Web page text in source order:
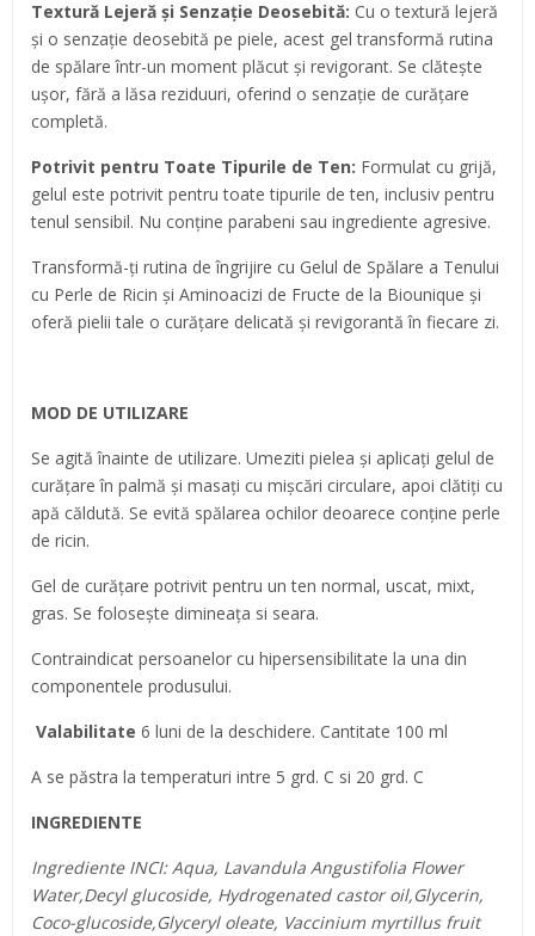
Textură Lejeră și Senzație Deosebită: Cu o textură lejeră
și o senzație deosebită pe piele, acest gel transformă rutina
de spălare într-un moment plăcut și revigorant. Se clătește
ușor, fără a lăsa reziduuri, oferind o senzație de curățare
completă.
Potrivit pentru Toate Tipurile de Ten: Formulat cu grijă,
gelul este potrivit pentru toate tipurile de ten, inclusiv pentru
tenul sensibil. Nu conține parabeni sau ingrediente agresive.
Transformă-ți rutina de îngrijire cu Gelul de Spălare a Tenului
cu Perle de Ricin și Aminoacizi de Fructe de la Biounique și
oferă pielii tale o curățare delicată și revigorantă în fiecare zi.
MOD DE UTILIZARE
Se agită înainte de utilizare. Umeziti pielea și aplicați gelul de
curățare în palmă și masați cu mișcări circulare, apoi clătiți cu
apă căldută. Se evită spălarea ochilor deoarece conține perle
de ricin.
Gel de curățare potrivit pentru un ten normal, uscat, mixt,
gras. Se folosește dimineața si seara.
Contraindicat persoanelor cu hipersensibilitate la una din
componentele produsului.
Valabilitate 6 luni de la deschidere. Cantitate 100 ml
A se păstra la temperaturi intre 5 grd. C si 20 grd. C
INGREDIENTE
Ingrediente INCI: Aqua, Lavandula Angustifolia Flower
Water,Decyl glucoside, Hydrogenated castor oil,Glycerin,
Coco-glucoside,Glyceryl oleate, Vaccinium myrtillus fruit